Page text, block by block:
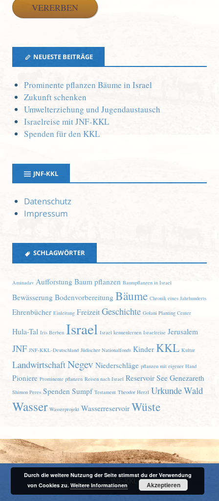
VERERBEN
NEUESTE BEITRÄGE
Prominente pflanzen Bäume in Israel
Zukunft schenken
Umwelterziehung und Jugendaustausch
Israelreise mit JNF-KKL
Spenden für den KKL
JNF-KKL
Datenschutz
Impressum
SCHLAGWÖRTER
Aminadav Aufforstung Baum pflanzen Baumpflanzen in Israel
Bewässerung Bodenvorbereitung Bäume Chronik eines Jahrhunderts
Ehrenbücher Einleitung Freizeit Geschichte Golani Planting Center
Hula-Tal Iris Berben Israel Israel kennenlernen Israelreise Jerusalem
JNF JNF-KKL-Deutschland Jüdischer Nationalfonds Kinder KKL Kultur
LandwirtschaftNegev Niederschläge pflanzen mit eigener Hand
Pioniere Prominente pflanzen Reisen nach Israel Reservoir See Genezareth
Shimon Peres Spenden Sumpf Testament Theodor Herzl UrkundeWald
Wasser Wasserprojekt Wasserreservoir Wüste
Copyright © 2026JNF-KKL. ID = 670
Frontpage =
Durch die weitere Nutzung der Seite stimmst du der Verwendung
von Cookies zu.Weitere Informationen Akzeptieren